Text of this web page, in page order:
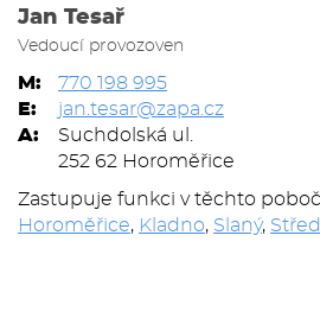
Jan Tesař
Vedoucí provozoven
M:
770 198 995
E:
jan.tesar@zapa.cz
A:
Suchdolská ul.
252 62 Horoměřice
Zastupuje funkci v těchto
Horoměřice, Kladno, Slaný,